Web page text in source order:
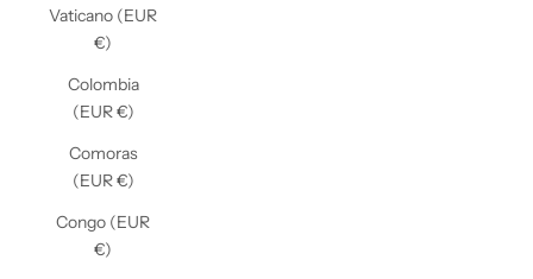
Vaticano (EUR
€)
Colombia
(EUR €)
Comoras
(EUR €)
Congo (EUR
€)